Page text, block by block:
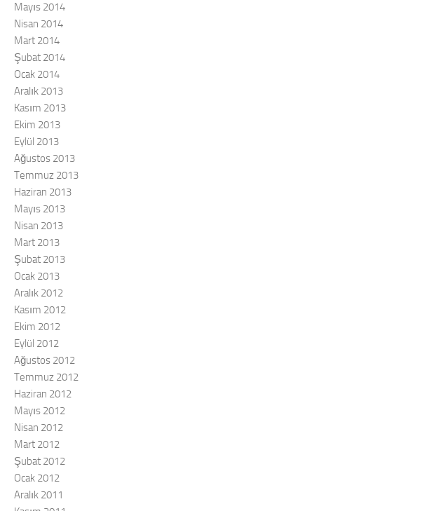
Mayıs 2014
Nisan 2014
Mart 2014
Şubat 2014
Ocak 2014
Aralık 2013
Kasım 2013
Ekim 2013
Eylül 2013
Ağustos 2013
Temmuz 2013
Haziran 2013
Mayıs 2013
Nisan 2013
Mart 2013
Şubat 2013
Ocak 2013
Aralık 2012
Kasım 2012
Ekim 2012
Eylül 2012
Ağustos 2012
Temmuz 2012
Haziran 2012
Mayıs 2012
Nisan 2012
Mart 2012
Şubat 2012
Ocak 2012
Aralık 2011